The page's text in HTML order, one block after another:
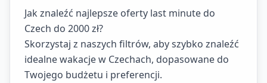
Jak znaleźć najlepsze oferty last minute do
Czech do 2000 zł?
Skorzystaj z naszych filtrów, aby szybko znaleźć
idealne wakacje w Czechach, dopasowane do
Twojego budżetu i preferencji.